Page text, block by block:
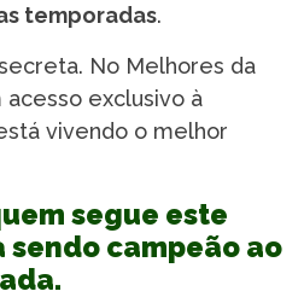
temporadas.
No Melhores da
exclusivo à
vivendo o melhor
segue este
campeão ao